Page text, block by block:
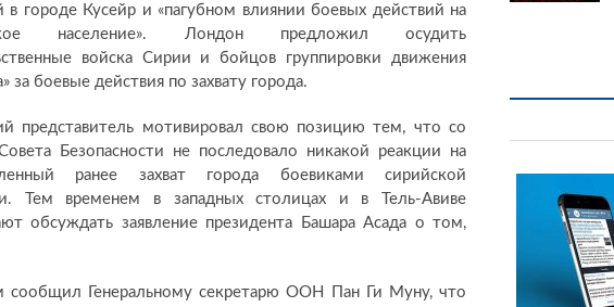
в городе Кусейр и «пагубном влиянии боевых действий на
население». Лондон предложил осудить
войска Сирии и бойцов группировки движения
за боевые действия по захвату города.
представитель мотивировал свою позицию тем, что со
Безопасности не последовало никакой реакции на
ранее захват города боевиками сирийской
Тем временем в западных столицах и в Тель-Авиве
обсуждать заявление президента Башара Асада о том,
Генеральному секретарю ООН Пан Ги Муну, что